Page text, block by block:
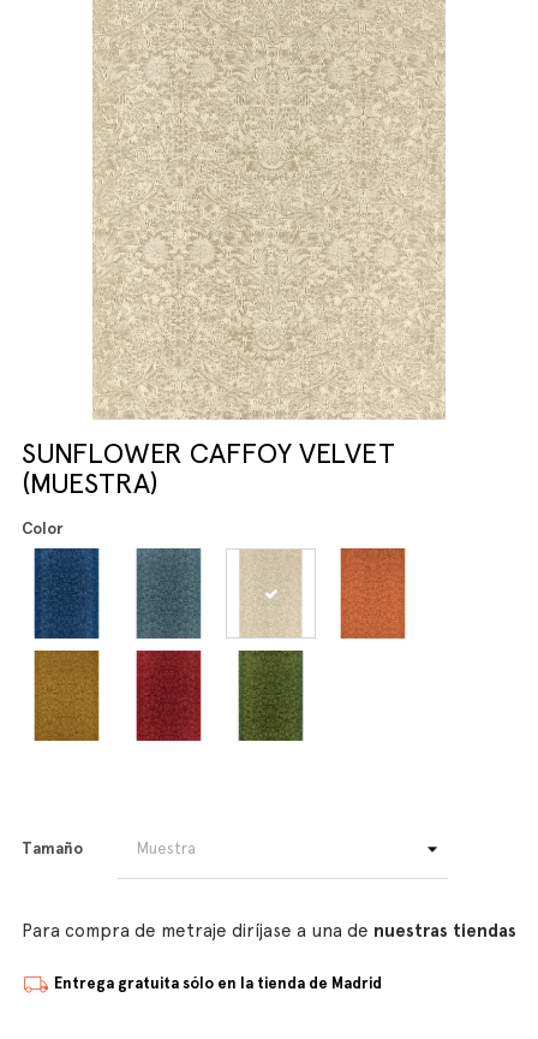
SUNFLOWER CAFFOY VELVET
(MUESTRA)
Color
Tamaño
Para compra de metraje diríjase a una de nuestras tiendas
Entrega gratuita sólo en la tienda de Madrid